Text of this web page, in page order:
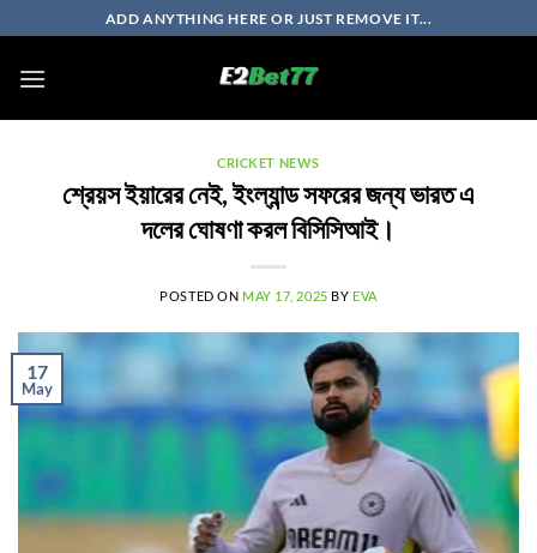
to
content
ADD ANYTHING HERE OR JUST REMOVE IT...
CRICKET NEWS
শ্রেয়স ইয়ারের নেই, ইংল্যান্ড সফরের জন্য ভারত এ
দলের ঘোষণা করল বিসিসিআই।
POSTED ON MAY 17, 2025 BY EVA
17
May